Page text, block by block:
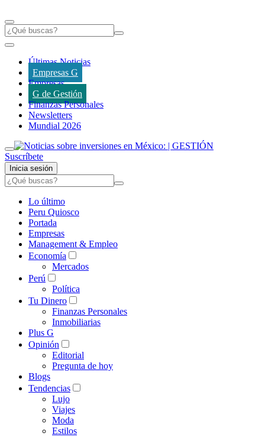
Últimas Noticias
Empresas G
Empresas
G de Gestión
Finanzas Personales
Newsletters
Mundial 2026
Suscríbete
Inicia sesión
Lo último
Peru Quiosco
Portada
Empresas
Management & Empleo
Economía
Mercados
Perú
Política
Tu Dinero
Finanzas Personales
Inmobiliarias
Plus G
Opinión
Editorial
Pregunta de hoy
Blogs
Tendencias
Lujo
Viajes
Moda
Estilos